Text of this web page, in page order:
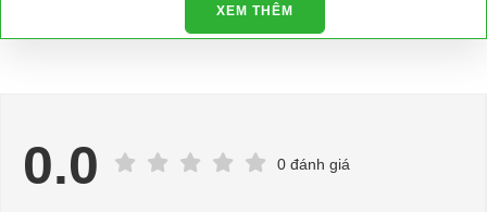
XEM THÊM
0.0 0 đánh giá